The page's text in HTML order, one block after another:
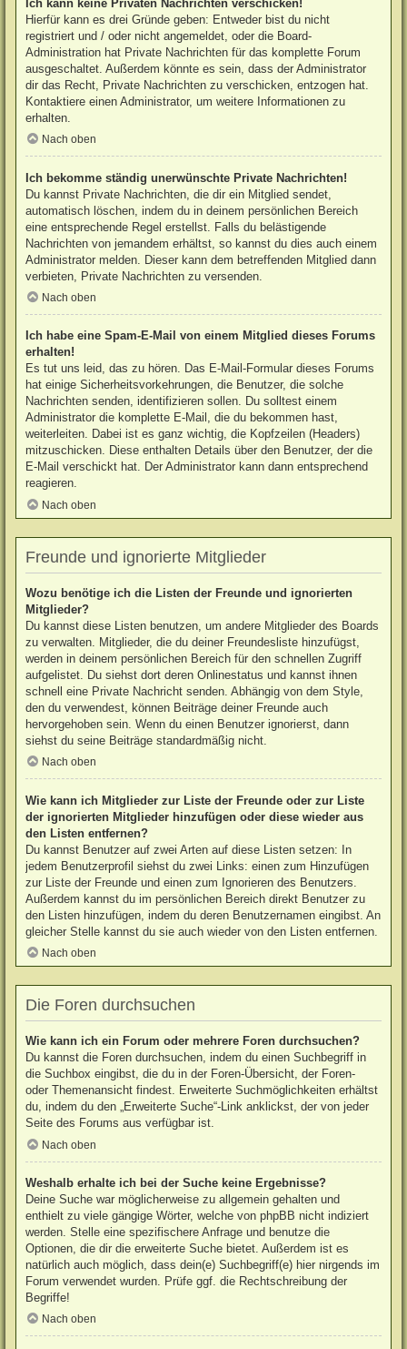
Ich kann keine Privaten Nachrichten verschicken!
Hierfür kann es drei Gründe geben: Entweder bist du nicht
registriert und / oder nicht angemeldet, oder die Board-
Administration hat Private Nachrichten für das komplette Forum
ausgeschaltet. Außerdem könnte es sein, dass der Administrator
dir das Recht, Private Nachrichten zu verschicken, entzogen hat.
Kontaktiere einen Administrator, um weitere Informationen zu
erhalten.
Nach oben
Ich bekomme ständig unerwünschte Private Nachrichten!
Du kannst Private Nachrichten, die dir ein Mitglied sendet,
automatisch löschen, indem du in deinem persönlichen Bereich
eine entsprechende Regel erstellst. Falls du belästigende
Nachrichten von jemandem erhältst, so kannst du dies auch einem
Administrator melden. Dieser kann dem betreffenden Mitglied dann
verbieten, Private Nachrichten zu versenden.
Nach oben
Ich habe eine Spam-E-Mail von einem Mitglied dieses Forums
erhalten!
Es tut uns leid, das zu hören. Das E-Mail-Formular dieses Forums
hat einige Sicherheitsvorkehrungen, die Benutzer, die solche
Nachrichten senden, identifizieren sollen. Du solltest einem
Administrator die komplette E-Mail, die du bekommen hast,
weiterleiten. Dabei ist es ganz wichtig, die Kopfzeilen (Headers)
mitzuschicken. Diese enthalten Details über den Benutzer, der die
E-Mail verschickt hat. Der Administrator kann dann entsprechend
reagieren.
Nach oben
Freunde und ignorierte Mitglieder
Wozu benötige ich die Listen der Freunde und ignorierten
Mitglieder?
Du kannst diese Listen benutzen, um andere Mitglieder des Boards
zu verwalten. Mitglieder, die du deiner Freundesliste hinzufügst,
werden in deinem persönlichen Bereich für den schnellen Zugriff
aufgelistet. Du siehst dort deren Onlinestatus und kannst ihnen
schnell eine Private Nachricht senden. Abhängig von dem Style,
den du verwendest, können Beiträge deiner Freunde auch
hervorgehoben sein. Wenn du einen Benutzer ignorierst, dann
siehst du seine Beiträge standardmäßig nicht.
Nach oben
Wie kann ich Mitglieder zur Liste der Freunde oder zur Liste
der ignorierten Mitglieder hinzufügen oder diese wieder aus
den Listen entfernen?
Du kannst Benutzer auf zwei Arten auf diese Listen setzen: In
jedem Benutzerprofil siehst du zwei Links: einen zum Hinzufügen
zur Liste der Freunde und einen zum Ignorieren des Benutzers.
Außerdem kannst du im persönlichen Bereich direkt Benutzer zu
den Listen hinzufügen, indem du deren Benutzernamen eingibst. An
gleicher Stelle kannst du sie auch wieder von den Listen entfernen.
Nach oben
Die Foren durchsuchen
Wie kann ich ein Forum oder mehrere Foren durchsuchen?
Du kannst die Foren durchsuchen, indem du einen Suchbegriff in
die Suchbox eingibst, die du in der Foren-Übersicht, der Foren-
oder Themenansicht findest. Erweiterte Suchmöglichkeiten erhältst
du, indem du den „Erweiterte Suche“-Link anklickst, der von jeder
Seite des Forums aus verfügbar ist.
Nach oben
Weshalb erhalte ich bei der Suche keine Ergebnisse?
Deine Suche war möglicherweise zu allgemein gehalten und
enthielt zu viele gängige Wörter, welche von phpBB nicht indiziert
werden. Stelle eine spezifischere Anfrage und benutze die
Optionen, die dir die erweiterte Suche bietet. Außerdem ist es
natürlich auch möglich, dass dein(e) Suchbegriff(e) hier nirgends im
Forum verwendet wurden. Prüfe ggf. die Rechtschreibung der
Begriffe!
Nach oben